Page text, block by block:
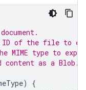
ID of the file to
MIME type to
content as a Blob.
)
{